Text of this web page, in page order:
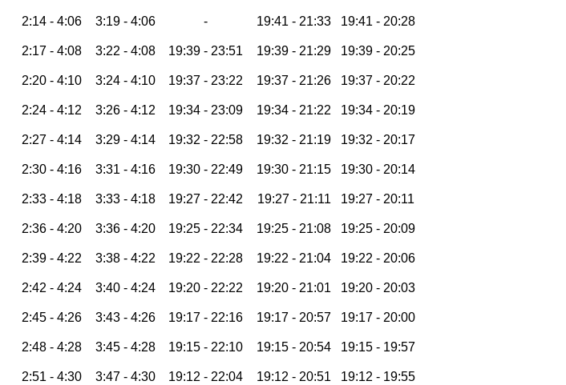
2:14 - 4:06 3:19 - 4:06 - 19:41 - 21:33 19:41 - 20:28
2:17 - 4:08 3:22 - 4:08 19:39 - 23:51 19:39 - 21:29 19:39 - 20:25
2:20 - 4:10 3:24 - 4:10 19:37 - 23:22 19:37 - 21:26 19:37 - 20:22
2:24 - 4:12 3:26 - 4:12 19:34 - 23:09 19:34 - 21:22 19:34 - 20:19
2:27 - 4:14 3:29 - 4:14 19:32 - 22:58 19:32 - 21:19 19:32 - 20:17
2:30 - 4:16 3:31 - 4:16 19:30 - 22:49 19:30 - 21:15 19:30 - 20:14
2:33 - 4:18 3:33 - 4:18 19:27 - 22:42 19:27 - 21:11 19:27 - 20:11
2:36 - 4:20 3:36 - 4:20 19:25 - 22:34 19:25 - 21:08 19:25 - 20:09
2:39 - 4:22 3:38 - 4:22 19:22 - 22:28 19:22 - 21:04 19:22 - 20:06
2:42 - 4:24 3:40 - 4:24 19:20 - 22:22 19:20 - 21:01 19:20 - 20:03
2:45 - 4:26 3:43 - 4:26 19:17 - 22:16 19:17 - 20:57 19:17 - 20:00
2:48 - 4:28 3:45 - 4:28 19:15 - 22:10 19:15 - 20:54 19:15 - 19:57
2:51 - 4:30 3:47 - 4:30 19:12 - 22:04 19:12 - 20:51 19:12 - 19:55